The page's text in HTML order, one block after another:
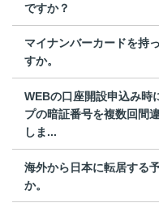
ですか？
マイナンバーカードを持
すか。
WEBの口座開設申込み時
プの暗証番号を複数回間
しま...
海外から日本に転居する
か。